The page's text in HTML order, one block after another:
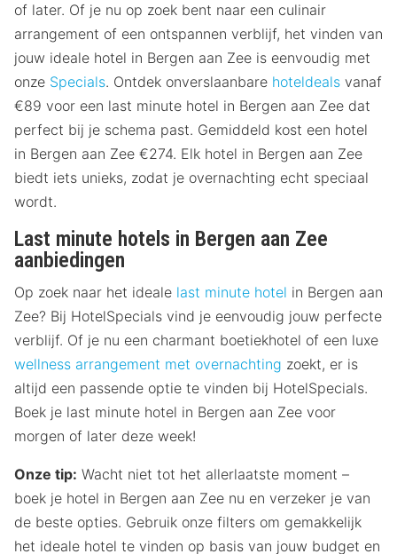
of later. Of je nu op zoek bent naar een culinair
arrangement of een ontspannen verblijf, het vinden van
jouw ideale hotel in Bergen aan Zee is eenvoudig met
onze Specials. Ontdek onverslaanbare hoteldeals vanaf
€89 voor een last minute hotel in Bergen aan Zee dat
perfect bij je schema past. Gemiddeld kost een hotel
in Bergen aan Zee €274. Elk hotel in Bergen aan Zee
biedt iets unieks, zodat je overnachting echt speciaal
wordt.
Last minute hotels in Bergen aan Zee
aanbiedingen
Op zoek naar het ideale last minute hotel in Bergen aan
Zee? Bij HotelSpecials vind je eenvoudig jouw perfecte
verblijf. Of je nu een charmant boetiekhotel of een luxe
wellness arrangement met overnachting zoekt, er is
altijd een passende optie te vinden bij HotelSpecials.
Boek je last minute hotel in Bergen aan Zee voor
morgen of later deze week!
Onze tip: Wacht niet tot het allerlaatste moment –
boek je hotel in Bergen aan Zee nu en verzeker je van
de beste opties. Gebruik onze filters om gemakkelijk
het ideale hotel te vinden op basis van jouw budget en